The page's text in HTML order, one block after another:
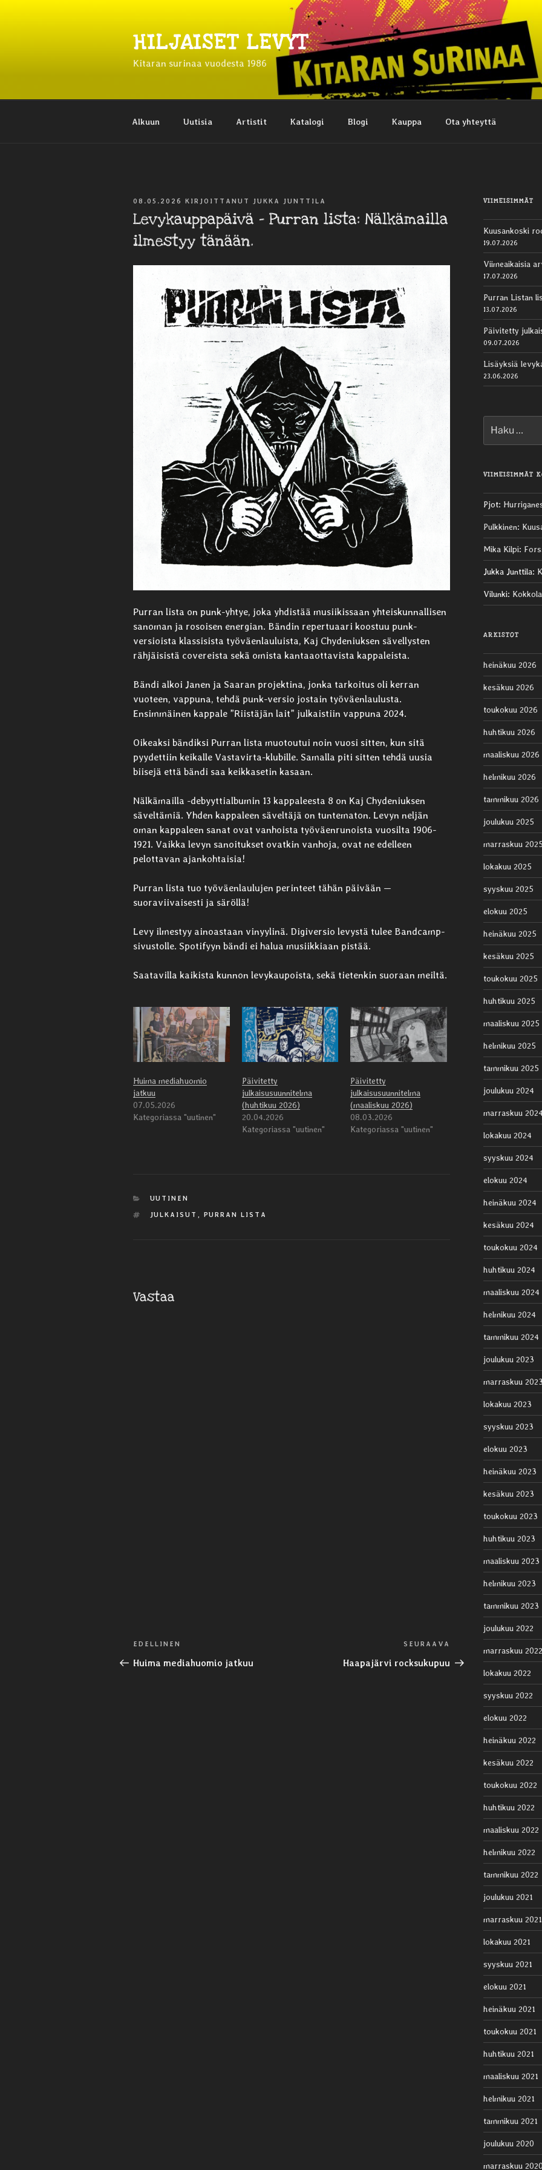
HILJAISET LEVYT
Kitaran surinaa vuodesta 1986
Alkuun Uutisia Artistit Katalogi Blogi Kauppa Ota yhteyttä
JULKAISTU
08.05.2026 KIRJOITTANUT JUKKA JUNTTILA
Levykauppapäivä – Purran lista: Nälkämailla
ilmestyy tänään.
Purran lista on punk-yhtye, joka yhdistää musiikissaan yhteiskunnallisen
sanoman ja rosoisen energian. Bändin repertuaari koostuu punk-
versioista klassisista työväenlauluista, Kaj Chydeniuksen sävellysten
rähjäisistä covereista sekä omista kantaaottavista kappaleista.
Bändi alkoi Janen ja Saaran projektina, jonka tarkoitus oli kerran
vuoteen, vappuna, tehdä punk-versio jostain työväenlaulusta.
Ensimmäinen kappale ”Riistäjän lait” julkaistiin vappuna 2024.
Oikeaksi bändiksi Purran lista muotoutui noin vuosi sitten, kun sitä
pyydettiin keikalle Vastavirta-klubille. Samalla piti sitten tehdä uusia
biisejä että bändi saa keikkasetin kasaan.
Nälkämailla -debyyttialbumin 13 kappaleesta 8 on Kaj Chydeniuksen
säveltämiä. Yhden kappaleen säveltäjä on tuntematon. Levyn neljän
oman kappaleen sanat ovat vanhoista työväenrunoista vuosilta 1906-
1921. Vaikka levyn sanoitukset ovatkin vanhoja, ovat ne edelleen
pelottavan ajankohtaisia!
Purran lista tuo työväenlaulujen perinteet tähän päivään —
suoraviivaisesti ja säröllä!
Levy ilmestyy ainoastaan vinyylinä. Digiversio levystä tulee Bandcamp-
sivustolle. Spotifyyn bändi ei halua musiikkiaan pistää.
Saatavilla kaikista kunnon levykaupoista, sekä tietenkin suoraan meiltä.
Huima mediahuomio
jatkuu
07.05.2026
Kategoriassa "uutinen"
Päivitetty
julkaisusuunnitelma
(huhtikuu 2026)
20.04.2026
Kategoriassa "uutinen"
Päivitetty
julkaisusuunnitelma
(maaliskuu 2026)
08.03.2026
Kategoriassa "uutinen"
KATEGORIAT
UUTINEN
AVAINSANAT
JULKAISUT , PURRAN LISTA
Vastaa
Artikkelien
selaus
Edellinen
artikkeli
EDELLINEN
Huima mediahuomio jatkuu
artikkeli
SEURAAVA
Haapajärvi rocksukupuu
VIIMEISIMMÄT
Kuusankoski
19.07.2026
Viimeaikaisia
17.07.2026
Purran Listan
13.07.2026
Päivitetty
09.07.2026
Lisäyksiä
23.06.2026
VIIMEISIMMÄT
Pjot:
Pulkkinen:
Mika Kilpi:
Jukka Junttila:
Vilunki:
ARKISTOT
heinäkuu 2026
kesäkuu 2026
toukokuu 2026
huhtikuu 2026
maaliskuu 2026
helmikuu 2026
tammikuu 2026
joulukuu 2025
marraskuu
lokakuu 2025
syyskuu 2025
elokuu 2025
heinäkuu 2025
kesäkuu 2025
toukokuu 2025
huhtikuu 2025
maaliskuu 2025
helmikuu 2025
tammikuu 2025
joulukuu 2024
marraskuu
lokakuu 2024
syyskuu 2024
elokuu 2024
heinäkuu 2024
kesäkuu 2024
toukokuu 2024
huhtikuu 2024
maaliskuu 2024
helmikuu 2024
tammikuu 2024
joulukuu 2023
marraskuu
lokakuu 2023
syyskuu 2023
elokuu 2023
heinäkuu 2023
kesäkuu 2023
toukokuu 2023
huhtikuu 2023
maaliskuu 2023
helmikuu 2023
tammikuu 2023
joulukuu 2022
marraskuu 2022
lokakuu 2022
syyskuu 2022
elokuu 2022
heinäkuu 2022
kesäkuu 2022
toukokuu 2022
huhtikuu 2022
maaliskuu 2022
helmikuu 2022
tammikuu 2022
joulukuu 2021
marraskuu 2021
lokakuu 2021
syyskuu 2021
elokuu 2021
heinäkuu 2021
toukokuu 2021
huhtikuu 2021
maaliskuu 2021
helmikuu 2021
tammikuu 2021
joulukuu 2020
marraskuu